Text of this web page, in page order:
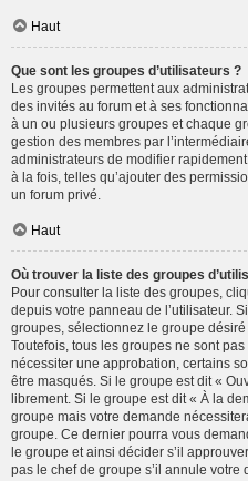
Haut
Que sont les groupes d’utilisateurs ?
Les groupes permettent aux
des invités au forum et à ses
à un ou plusieurs groupes et chaque
gestion des membres par
administrateurs de modifier
à la fois, telles qu’ajouter des
un forum privé.
Haut
Où trouver la liste des groupes
Pour consulter la liste des groupes,
depuis votre panneau de l’utilisateur.
groupes, sélectionnez le groupe
Toutefois, tous les groupes ne sont
nécessiter une approbation, certains
être masqués. Si le groupe est dit «
librement. Si le groupe est dit « À la
groupe mais votre demande
groupe. Ce dernier pourra vous
le groupe et ainsi décider s’il
pas le chef de groupe s’il annule votre